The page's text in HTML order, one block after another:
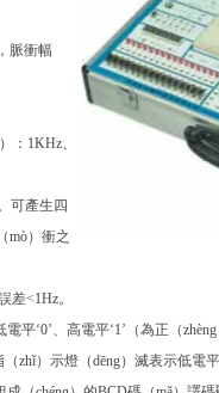
脈衝幅
：1KHz、
可產生四
mò）衝之
差<1Hz。
‘0’、高電平‘1’（為正（zhèng
zhǐ）示燈（dēng）滅表示低電平